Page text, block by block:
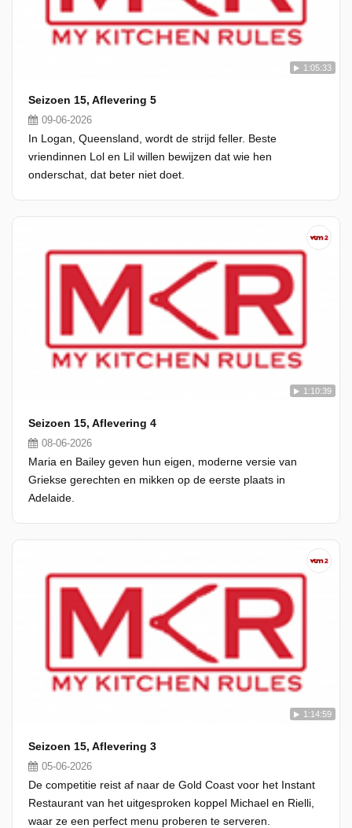
1:05:33
Seizoen 15, Aflevering 5
09-06-2026
In Logan, Queensland, wordt de strijd feller. Beste
vriendinnen Lol en Lil willen bewijzen dat wie hen
onderschat, dat beter niet doet.
1:10:39
Seizoen 15, Aflevering 4
08-06-2026
Maria en Bailey geven hun eigen, moderne versie van
Griekse gerechten en mikken op de eerste plaats in
Adelaide.
1:14:59
Seizoen 15, Aflevering 3
05-06-2026
De competitie reist af naar de Gold Coast voor het Instant
Restaurant van het uitgesproken koppel Michael en Rielli,
waar ze een perfect menu proberen te serveren.